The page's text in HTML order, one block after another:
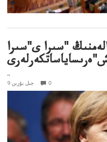
"سىرا ى"سىرا
..
9 جىل بۇرىن 0